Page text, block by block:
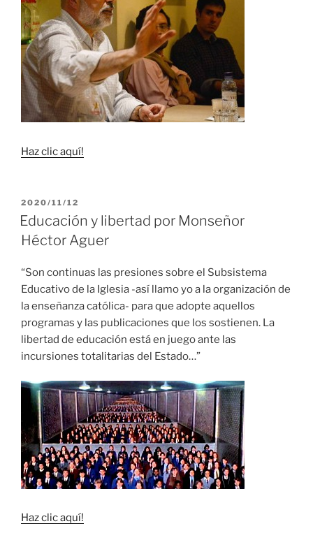
Haz clic aquí!
PUBLICADO
EL
2020/11/12
Educación y libertad por Monseñor
Héctor Aguer
“Son continuas las presiones sobre el Subsistema
Educativo de la Iglesia -así llamo yo a la organización de
la enseñanza católica- para que adopte aquellos
programas y las publicaciones que los sostienen. La
libertad de educación está en juego ante las
incursiones totalitarias del Estado…”
Haz clic aquí!